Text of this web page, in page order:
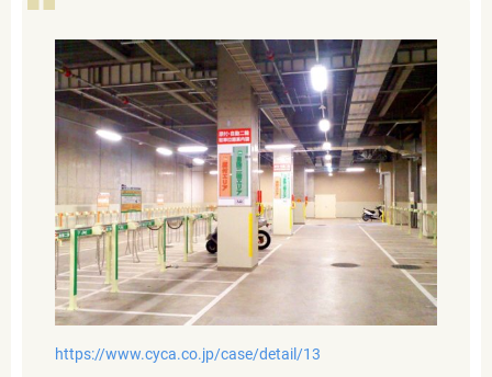
https://www.cyca.co.jp/case/detail/13